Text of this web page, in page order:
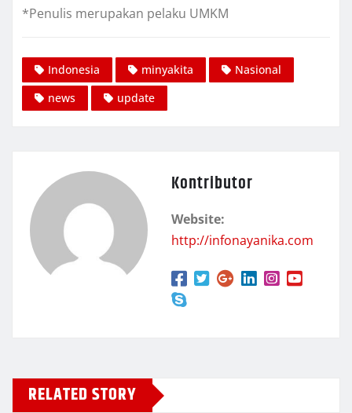
*Penulis merupakan pelaku UMKM
Indonesia minyakita
Nasional
news
update
Kontributor
Website:
http://infonayanika.com
RELATED STORY